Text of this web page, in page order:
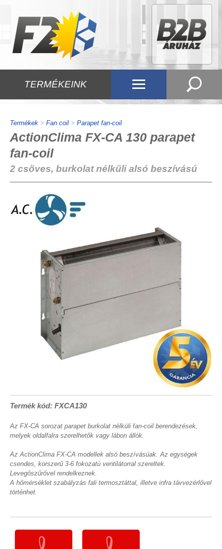
TERMÉKEINK
Termékek > Fan coil > Parapet fan-coil
ActionClima FX-CA 130 parapet
fan-coil
2 csöves, burkolat nélküli alsó beszívású
Termék kód: FXCA130
Az FX-CA sorozat parapet burkolat nélküli fan-coil berendezések,
melyek oldalfalra szerelhetők vagy lábon állók.
Az ActionClima FX-CA modellek alsó beszívásúak. Az egységek
csendes, korszerű 3-6 fokozatú ventilátorral szereltek.
Levegőszűrővel rendelkeznek.
A hőmérséklet szabályzás fali termosztáttal, illetve infra távvezérlővel
történhet.